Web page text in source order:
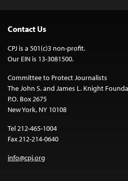
Contact Us
CPJ is a 501(c)3 non-profit.
Our EIN is 13-3081500.
Committee to Protect Journalists
The John S. and James L. Knight
P.O. Box 2675
New York, NY 10108
Tel 212-465-1004
Fax 212-214-0640
info@cpj.org